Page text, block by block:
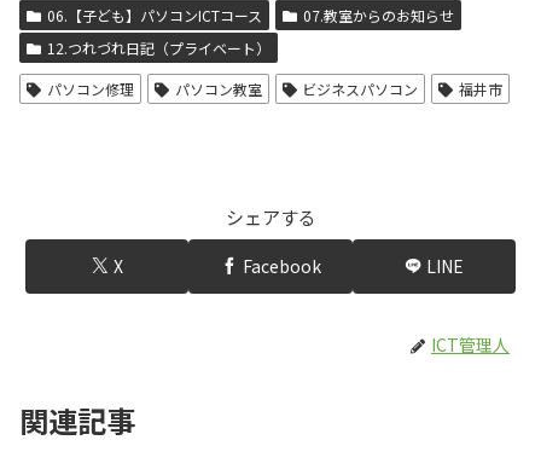
06.【子ども】パソコンICTコース
07.教室からのお知らせ
12.つれづれ日記（プライベート）
パソコン修理 パソコン教室 ビジネスパソコン 福井市
シェアする
X Facebook LINE
ICT管理人
関連記事